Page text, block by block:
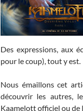
Des expressions, aux
pour le coup), tout y est.
Nous émaillons cet
découvrir les autres,
Kaamelott officiel ou de